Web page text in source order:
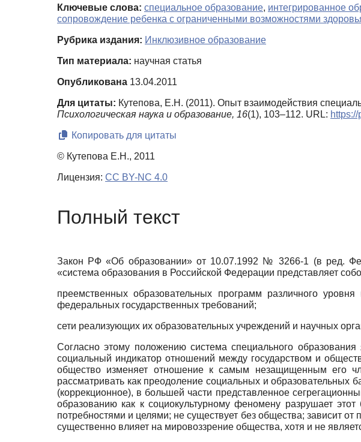
Ключевые слова: специальное образование, интегрированное
сопровождение ребенка с ограниченными возможностями
Рубрика издания: Инклюзивное образование
Тип материала: научная статья
Опубликована 13.04.2011
Для цитаты: Кутепова, Е.Н. (2011). Опыт взаимодействия
Психологическая наука и образование, 16(1), 103–112. URL:
Копировать для цитаты
© Кутепова Е.Н., 2011
Лицензия: CC BY-NC 4.0
Полный текст
Закон РФ «Об образовании» от 10.07.1992 № 3266-1 (в ред.
«система образования в Российской Федерации представляет
преемственных образовательных программ различного
федеральных государственных требований;
сети реализующих их образовательных учреждений и научных
Согласно этому положению система специального
социальный индикатор отношений между государством и
общество изменяет отношение к самым незащищенным его
рассматривать как преодоление социальных и
(коррекционное), в большей части представленное
образованию как к социокультурному феномену разрушает
потребностями и целями; не существует без общества; зависит
существенно влияет на мировоззрение общества, хотя и не